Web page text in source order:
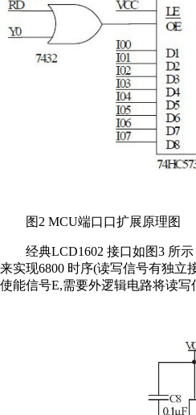
图2 MCU端口口扩展原理图
经典LCD1602 接口如图3 所示
来实现6800 时序(读写信号有独立
使能信号E,需要外逻辑电路将读写